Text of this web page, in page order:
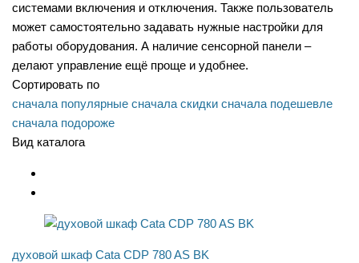
системами включения и отключения. Также пользователь
может самостоятельно задавать нужные настройки для
работы оборудования. А наличие сенсорной панели –
делают управление ещё проще и удобнее.
Сортировать по
сначала популярные сначала скидки сначала подешевле
сначала подороже
Вид каталога
духовой шкаф Cata CDP 780 AS BK